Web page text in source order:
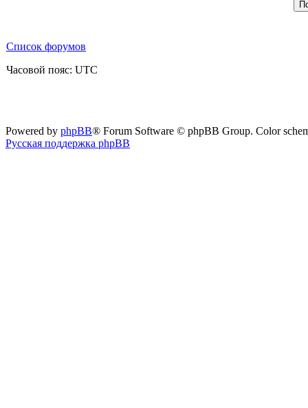
Список форумов
Часовой пояс: UTC
Powered by phpBB® Forum Software © phpBB Group. Color
Русская поддержка phpBB